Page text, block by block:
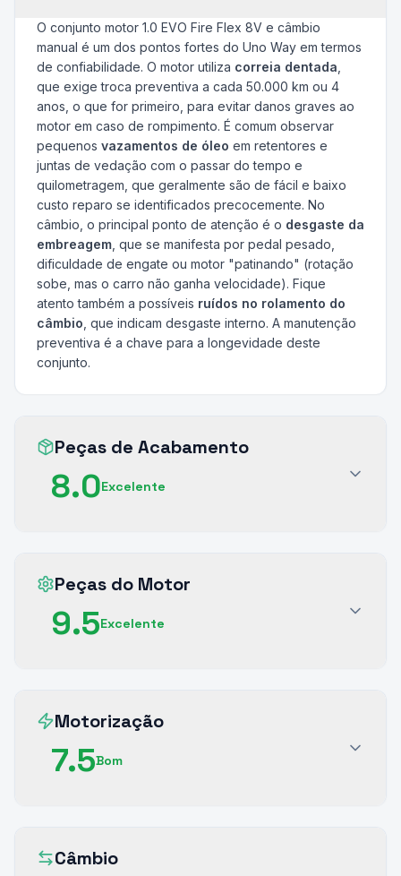
O conjunto motor 1.0 EVO Fire Flex 8V e câmbio
manual é um dos pontos fortes do Uno Way em termos
de confiabilidade. O motor utiliza correia dentada
que exige troca preventiva a cada 50.000 km ou 4
anos, o que for primeiro, para evitar danos graves ao
motor em caso de rompimento. É comum observar
pequenos vazamentos de óleo em retentores e
juntas de vedação com o passar do tempo e
quilometragem, que geralmente são de fácil e baixo
custo reparo se identificados precocemente. No
câmbio, o principal ponto de atenção é o desgaste da
embreagem , que se manifesta por pedal pesado,
dificuldade de engate ou motor "patinando" (rotação
sobe, mas o carro não ganha velocidade). Fique
atento também a possíveis ruídos no rolamento do
câmbio , que indicam desgaste interno. A manutenção
preventiva é a chave para a longevidade deste
conjunto.
Peças de Acabamento
8.0Excelente
Peças do Motor
9.5Excelente
Motorização
7.5Bom
Câmbio